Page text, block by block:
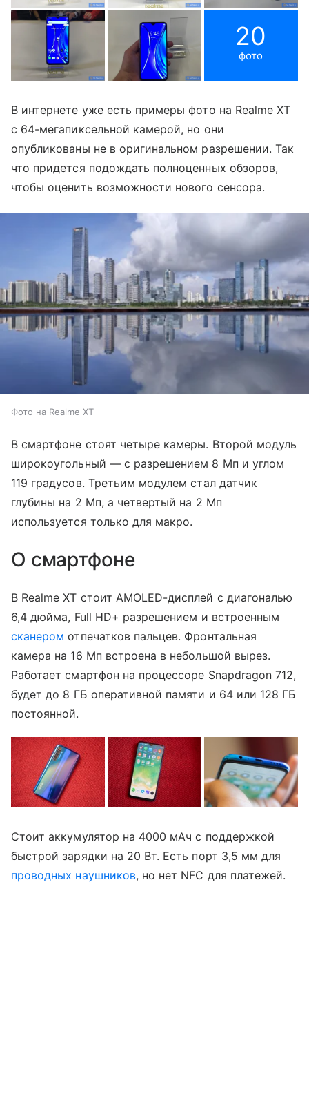
20
фото
В интернете уже есть примеры фото на Realme XT
с 64-мегапиксельной камерой, но они
опубликованы не в оригинальном разрешении. Так
что придется подождать полноценных обзоров,
чтобы оценить возможности нового сенсора.
Фото на Realme XT
В смартфоне стоят четыре камеры. Второй модуль
широкоугольный — с разрешением 8 Мп и углом
119 градусов. Третьим модулем стал датчик
глубины на 2 Мп, а четвертый на 2 Мп
используется только для макро.
О смартфоне
В Realme XT стоит AMOLED-дисплей с диагональю
6,4 дюйма, Full HD+ разрешением и встроенным
сканером отпечатков пальцев. Фронтальная
камера на 16 Мп встроена в небольшой вырез.
Работает смартфон на процессоре Snapdragon 712,
будет до 8 ГБ оперативной памяти и 64 или 128 ГБ
постоянной.
Стоит аккумулятор на 4000 мАч с поддержкой
быстрой зарядки на 20 Вт. Есть порт 3,5 мм для
проводных наушников, но нет NFC для платежей.